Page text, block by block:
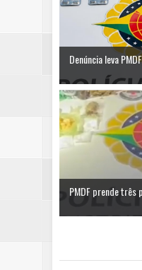
Denúncia leva
PMDF prende três